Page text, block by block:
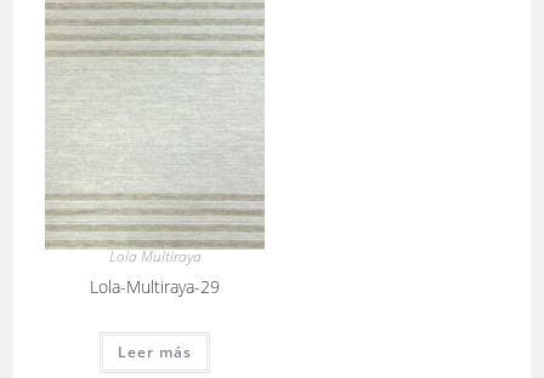
Lola Multiraya
Lola-Multiraya-29
Leer más